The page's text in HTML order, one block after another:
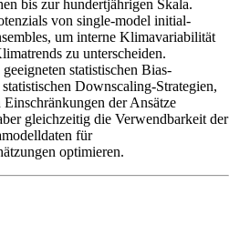
bis zur hundertjährigen Skala.
von single-model initial-
um interne Klimavariabilität
zu unterscheiden.
statistischen Bias-
Downscaling-Strategien,
der Ansätze
gleichzeitig die Verwendbarkeit der
für
optimieren.